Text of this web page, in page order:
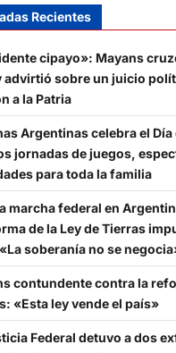
Recientes
cipayo»: Mayans
advirtió sobre un juicio
a la Patria
Argentinas celebra el Día
jornadas de juegos,
para toda la familia
marcha federal en
de la Ley de Tierras
soberanía no se
contundente contra la
«Esta ley vende el país»
Federal detuvo a dos